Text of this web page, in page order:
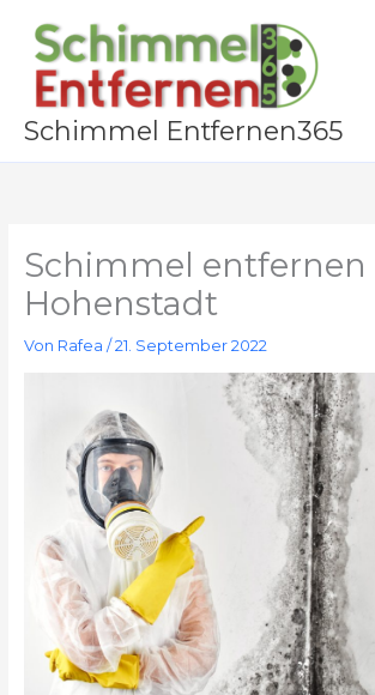
Inhalt
springen
Schimmel Entfernen365
Schimmel entfernen
Hohenstadt
Von Rafea /21. September 2022